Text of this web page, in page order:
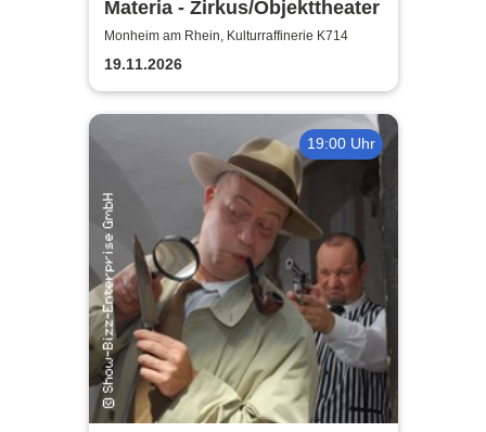
Materia - Zirkus/Objekttheater
Monheim am Rhein, Kulturraffinerie K714
19.11.2026
19:00 Uhr